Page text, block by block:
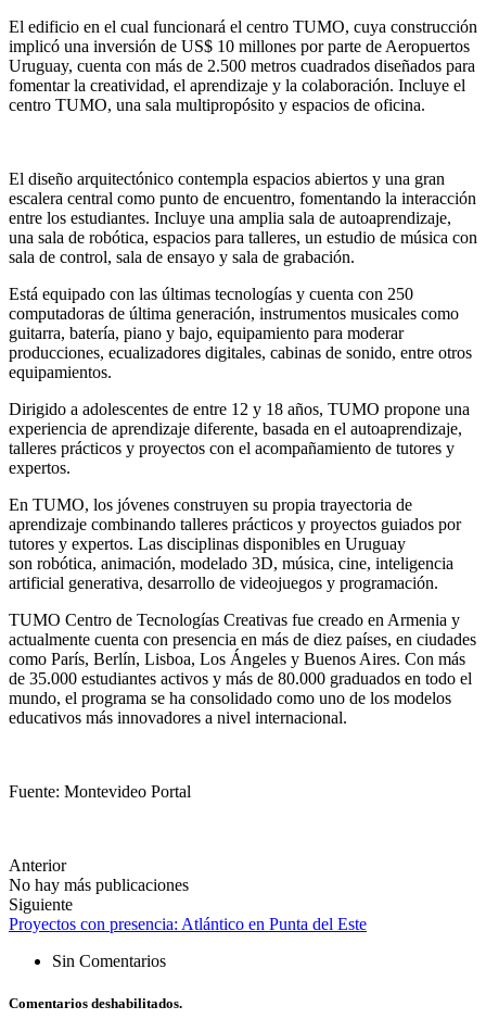
El edificio en el cual funcionará el centro TUMO, cuya construcción
implicó una inversión de US$ 10 millones por parte de Aeropuertos
Uruguay, cuenta con más de 2.500 metros cuadrados diseñados para
fomentar la creatividad, el aprendizaje y la colaboración. Incluye el
centro TUMO, una sala multipropósito y espacios de oficina.
El diseño arquitectónico contempla espacios abiertos y una gran
escalera central como punto de encuentro, fomentando la interacción
entre los estudiantes. Incluye una amplia sala de autoaprendizaje,
una sala de robótica, espacios para talleres, un estudio de música con
sala de control, sala de ensayo y sala de grabación.
Está equipado con las últimas tecnologías y cuenta con 250
computadoras de última generación, instrumentos musicales como
guitarra, batería, piano y bajo, equipamiento para moderar
producciones, ecualizadores digitales, cabinas de sonido, entre otros
equipamientos.
Dirigido a adolescentes de entre 12 y 18 años, TUMO propone una
experiencia de aprendizaje diferente, basada en el autoaprendizaje,
talleres prácticos y proyectos con el acompañamiento de tutores y
expertos.
En TUMO, los jóvenes construyen su propia trayectoria de
aprendizaje combinando talleres prácticos y proyectos guiados por
tutores y expertos. Las disciplinas disponibles en Uruguay
son robótica, animación, modelado 3D, música, cine, inteligencia
artificial generativa, desarrollo de videojuegos y programación.
TUMO Centro de Tecnologías Creativas fue creado en Armenia y
actualmente cuenta con presencia en más de diez países, en ciudades
como París, Berlín, Lisboa, Los Ángeles y Buenos Aires. Con más
de 35.000 estudiantes activos y más de 80.000 graduados en todo el
mundo, el programa se ha consolidado como uno de los modelos
educativos más innovadores a nivel internacional.
Fuente: Montevideo Portal
Anterior
No hay más publicaciones
Siguiente
Proyectos con presencia: Atlántico en Punta del Este
Sin Comentarios
Comentarios deshabilitados.